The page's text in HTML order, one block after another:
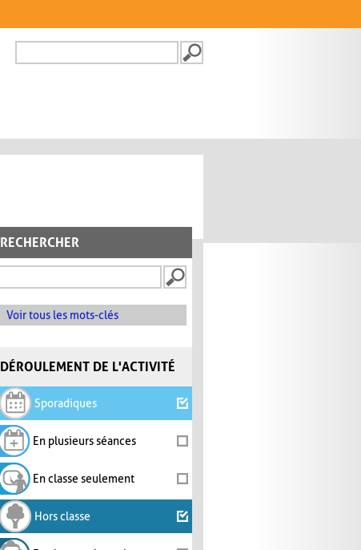
FORMULAIRE DE
RECHERCHER
Voir tous les mots-clés
DÉROULEMENT DE L'ACTIVITÉ
Sporadiques
En plusieurs séances
En classe seulement
Hors classe